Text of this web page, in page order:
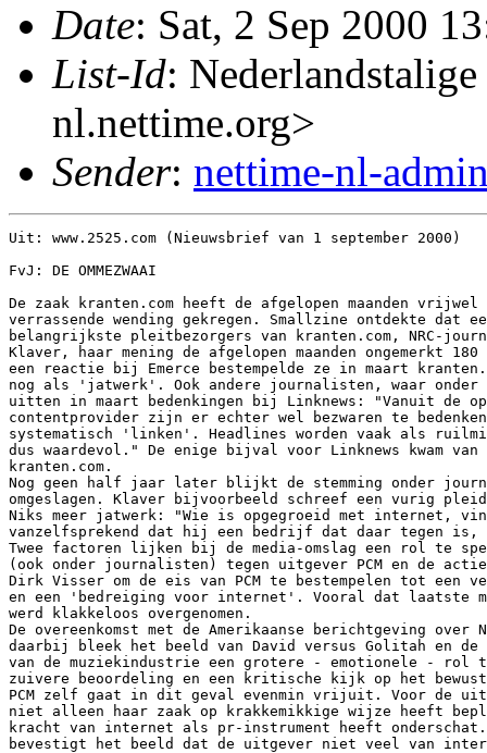
Date: Sat, 2 Sep 2000
List-Id:
nl.nettime.org>
Sender: nettime-nl-
Uit: www.2525.com (Nieuwsbrief van 1 september 2000)
FvJ: DE OMMEZWAAI
De zaak kranten.com heeft de afgelopen maanden vrijwel
verrassende wending gekregen. Smallzine ontdekte dat
belangrijkste pleitbezorgers van kranten.com, NRC-
Klaver, haar mening de afgelopen maanden ongemerkt
een reactie bij Emerce bestempelde ze in maart
nog als 'jatwerk'. Ook andere journalisten, waar onder
uitten in maart bedenkingen bij Linknews: "Vanuit de
contentprovider zijn er echter wel bezwaren te
systematisch 'linken'. Headlines worden vaak als
dus waardevol." De enige bijval voor Linknews kwam
kranten.com.
Nog geen half jaar later blijkt de stemming onder
omgeslagen. Klaver bijvoorbeeld schreef een vurig
Niks meer jatwerk: "Wie is opgegroeid met internet,
vanzelfsprekend dat hij een bedrijf dat daar tegen is,
Twee factoren lijken bij de media-omslag een rol te
(ook onder journalisten) tegen uitgever PCM en de
Dirk Visser om de eis van PCM te bestempelen tot een
en een 'bedreiging voor internet'. Vooral dat laatste
werd klakkeloos overgenomen.
De overeenkomst met de Amerikaanse berichtgeving
daarbij bleek het beeld van David versus Golitah en
van de muziekindustrie een grotere - emotionele - rol
zuivere beoordeling en een kritische kijk op het
PCM zelf gaat in dit geval evenmin vrijuit. Voor de
niet alleen haar zaak op krakkemikkige wijze heeft
kracht van internet als pr-instrument heeft
bevestigt het beeld dat de uitgever niet veel van